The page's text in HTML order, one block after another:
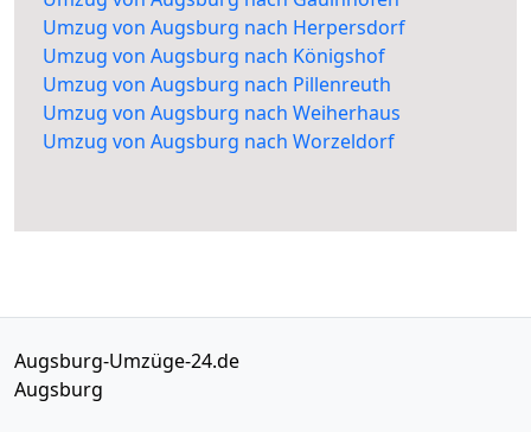
Umzug von Augsburg nach Herpersdorf
Umzug von Augsburg nach Königshof
Umzug von Augsburg nach Pillenreuth
Umzug von Augsburg nach Weiherhaus
Umzug von Augsburg nach Worzeldorf
Augsburg-Umzüge-24.de
Augsburg